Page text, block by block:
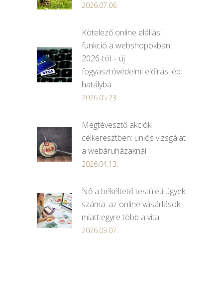
2026.07.06.
Kötelező online elállási
funkció a webshopokban
2026-tól – új
fogyasztóvédelmi előírás lép
hatályba
2026.05.23.
Megtévesztő akciók
célkeresztben: uniós vizsgálat
a webáruházaknál
2026.04.13.
Nő a békéltető testületi ügyek
száma: az online vásárlások
miatt egyre több a vita
2026.03.07.